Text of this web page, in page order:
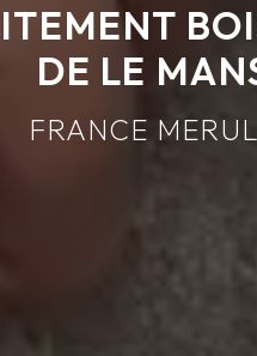
DE LE
FRANCE